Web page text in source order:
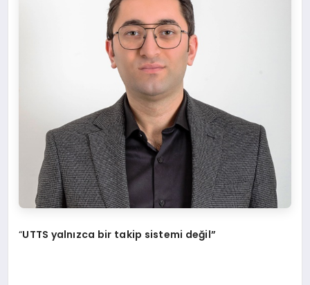
“UTTS yalnızca bir takip sistemi değil”